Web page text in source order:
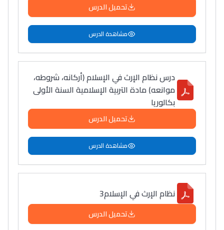
تحميل الدرس
مشاهدة الدرس
درس نظام الإرث في الإسلام (أركانه، شروطه،
موانعه) مادة التربية الإسلامية السنة الأولى
بكالوريا
تحميل الدرس
مشاهدة الدرس
نظام الإرث في الإسلام3
تحميل الدرس